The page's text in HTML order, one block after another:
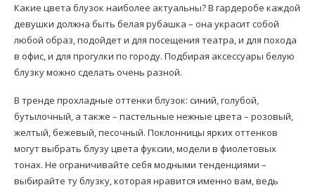
Какие цвета блузок наиболее актуальны? В гардеробе каждой
девушки должна быть белая рубашка – она украсит собой
любой образ, подойдет и для посещения театра, и для похода
в офис, и для прогулки по городу. Подбирая аксессуары белую
блузку можно сделать очень разной.
В тренде прохладные оттенки блузок: синий, голубой,
бутылочный, а также – пастельные нежные цвета – розовый,
желтый, бежевый, песочный. Поклонницы ярких оттенков
могут выбрать блузу цвета фуксии, модели в фиолетовых
тонах. Не ограничивайте себя модными тенденциями –
выбирайте ту блузку, которая нравится именно вам, ведь